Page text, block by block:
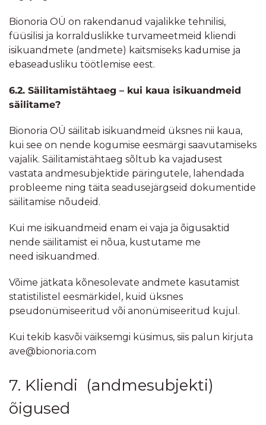
Bionoria OÜ on rakendanud vajalikke tehnilisi,
füüsilisi ja korralduslikke turvameetmeid kliendi
isikuandmete (andmete) kaitsmiseks kadumise ja
ebaseadusliku töötlemise eest.
6.2. Säilitamistähtaeg – kui kaua isikuandmeid
säilitame?
Bionoria OÜ säilitab isikuandmeid üksnes nii kaua,
kui see on nende kogumise eesmärgi saavutamiseks
vajalik. Säilitamistähtaeg sõltub ka vajadusest
vastata andmesubjektide päringutele, lahendada
probleeme ning täita seadusejärgseid dokumentide
säilitamise nõudeid.
Kui me isikuandmeid enam ei vaja ja õigusaktid
nende säilitamist ei nõua, kustutame me
need isikuandmed.
Võime jätkata kõnesolevate andmete kasutamist
statistilistel eesmärkidel, kuid üksnes
pseudonümiseeritud või anonümiseeritud kujul.
Kui tekib kasvõi väiksemgi küsimus, siis palun kirjuta
ave@bionoria.com
7. Kliendi (andmesubjekti)
õigused